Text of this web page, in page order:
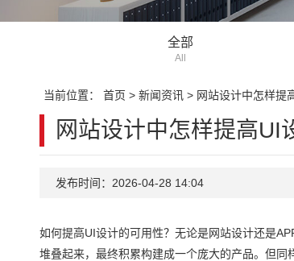
全部
All
当前位置： 首页 > 新闻资讯> 网站设计中怎样提
网站设计中怎样提高UI
发布时间：2026-04-28 14:04
如何提高UI设计的可用性？无论是网站设计还是
堆叠起来，最终积累构建成一个庞大的产品。但